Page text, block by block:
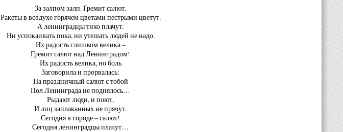
За залпом залп. Гремит салют.
Ракеты в воздухе горячем цветами пестрыми цветут.
А ленинградцы тихо плачут.
Ни успокаивать пока, ни утешать людей не надо.
Их радость слишком велика –
Гремит салют над Ленинградом!
Их радость велика, но боль
Заговорила и прорвалась:
На праздничный салют с тобой
Пол Ленинграда не поднялось…
Рыдают люди, и поют,
И лиц заплаканных не прячут.
Сегодня в городе – салют!
Сегодня ленинградцы плачут…